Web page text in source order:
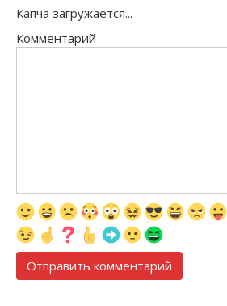
Капча загружается...
Комментарий